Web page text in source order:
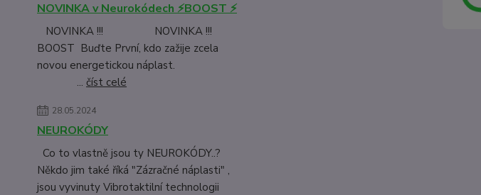
NOVINKA v Neurokódech ⚡BOOST ⚡
NOVINKA !!! NOVINKA !!!
BOOST Buďte První, kdo zažije zcela
novou energetickou náplast.
... číst celé
28.05.2024
NEUROKÓDY
Co to vlastně jsou ty NEUROKÓDY..?
Někdo jim také říká "Zázračné náplasti" ,
jsou vyvinuty Vibrotaktilní technologii